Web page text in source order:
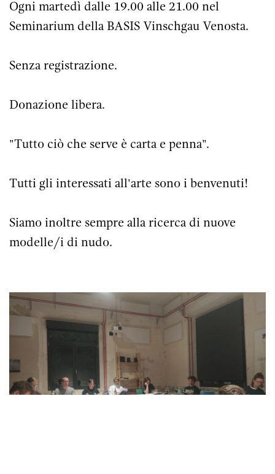
Ogni martedì dalle 19.00 alle 21.00 nel
Seminarium della BASIS Vinschgau Venosta.
Senza registrazione.
Donazione libera.
"Tutto ciò che serve è carta e penna".
Tutti gli interessati all'arte sono i benvenuti!
Siamo inoltre sempre alla ricerca di nuove
modelle/i di nudo.